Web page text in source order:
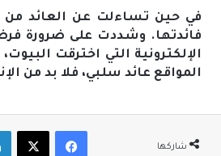
في حين تساءلت عن العائد من
فائدتها. وشددت على ضرورة
الإلكترونية التي اخترقت
المواقع عائد سلبي، فلا بد من
شاركها
فيسبوك